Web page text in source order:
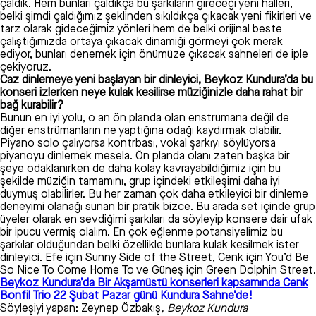
çaldık. Hem bunları çaldıkça bu şarkıların gireceği yeni halleri,
belki şimdi çaldığımız şeklinden sıkıldıkça çıkacak yeni fikirleri ve
tarz olarak gideceğimiz yönleri hem de belki orijinal beste
çalıştığımızda ortaya çıkacak dinamiği görmeyi çok merak
ediyor, bunları denemek için önümüze çıkacak sahneleri de iple
çekiyoruz.
Caz dinlemeye yeni başlayan bir dinleyici, Beykoz Kundura’da bu
konseri izlerken neye kulak kesilirse müziğinizle daha rahat bir
bağ kurabilir?
Bunun en iyi yolu, o an ön planda olan enstrümana değil de
diğer enstrümanların ne yaptığına odağı kaydırmak olabilir.
Piyano solo çalıyorsa kontrbası, vokal şarkıyı söylüyorsa
piyanoyu dinlemek mesela. Ön planda olanı zaten başka bir
şeye odaklanırken de daha kolay kavrayabildiğimiz için bu
şekilde müziğin tamamını, grup içindeki etkileşimi daha iyi
duymuş olabilirler. Bu her zaman çok daha etkileyici bir dinleme
deneyimi olanağı sunan bir pratik bizce. Bu arada set içinde grup
üyeler olarak en sevdiğimi şarkıları da söyleyip konsere dair ufak
bir ipucu vermiş olalım. En çok eğlenme potansiyelimiz bu
şarkılar olduğundan belki özellikle bunlara kulak kesilmek ister
dinleyici. Efe için Sunny Side of the Street, Cenk için You’d Be
So Nice To Come Home To ve Güneş için Green Dolphin Street.
Beykoz Kundura’da Bir Akşamüstü konserleri kapsamında Cenk
Bonfil Trio 22 Şubat Pazar günü Kundura Sahne’de!
Söyleşiyi yapan: Zeynep Özbakış, Beykoz Kundura